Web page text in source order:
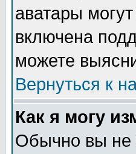
аватары
включена
можете
Вернуться к
Как я могу
Обычно вы не